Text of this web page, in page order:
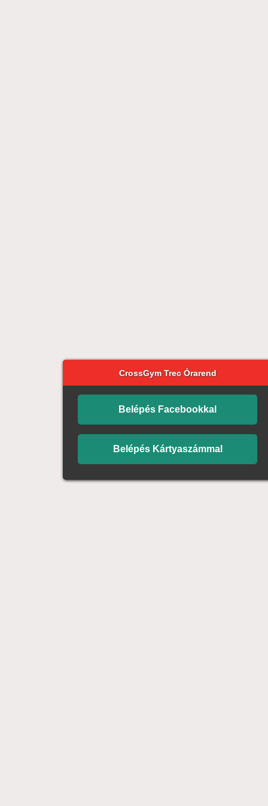
CrossGym Trec Órarend
Belépés Facebookkal
Belépés Kártyaszámmal